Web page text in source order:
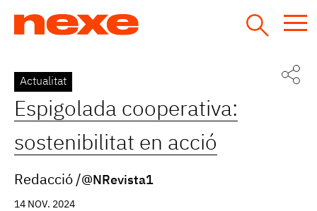
Back
to
top
Actualitat
Espigolada cooperativa:
sostenibilitat en acció
Redacció @NRevista1
14 NOV. 2024